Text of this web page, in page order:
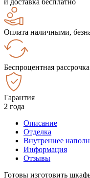
Оплата наличными,
Беспроцентная рассрочка
Гарантия
2 года
Описание
Отделка
Внутреннее
Информация
Отзывы
Готовы изготовить